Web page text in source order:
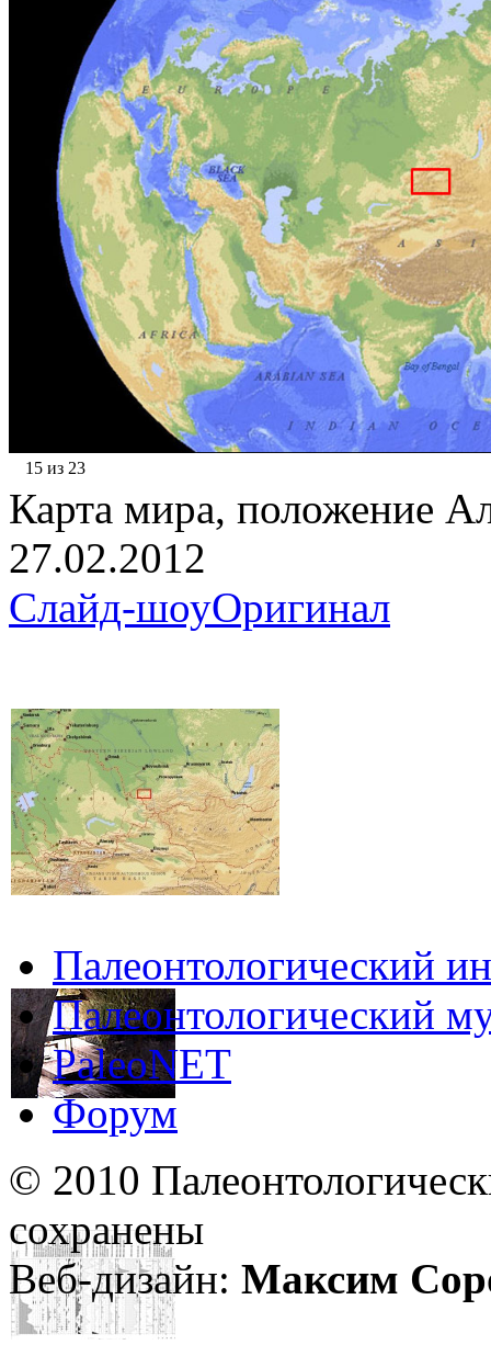
15 из 23
Карта мира, положение
27.02.2012
Слайд-шоуОригинал
Палеонтологический
Палеонтологический
PaleoNET
Форум
© 2010
сохранены
Веб-дизайн: Максим